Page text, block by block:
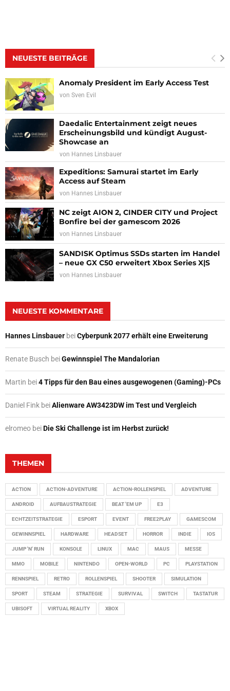
NEUESTE BEITRÄGE
Anomaly President im Early Access Test
von Sven Evil
Daedalic Entertainment zeigt neues
Erscheinungsbild und kündigt August-
Showcase an
von Hannes Linsbauer
Expeditions: Samurai startet im Early
Access auf Steam
von Hannes Linsbauer
NC zeigt AION 2, CINDER CITY und Project
Bonfire bei der gamescom 2026
von Hannes Linsbauer
SANDISK Optimus SSDs starten im Handel
– neue GX C50 erweitert Xbox Series X|S
von Hannes Linsbauer
NEUESTE KOMMENTARE
Hannes Linsbauer beiCyberpunk 2077 erhält eine Erweiterung
Renate Busch beiGewinnspiel The Mandalorian
Martin bei4 Tipps für den Bau eines ausgewogenen (Gaming)-PCs
Daniel Fink beiAlienware AW3423DW im Test und Vergleich
elromeo beiDie Ski Challenge ist im Herbst zurück!
THEMEN
ACTION ACTION-ADVENTURE ACTION-ROLLENSPIEL ADVENTURE
ANDROID AUFBAUSTRATEGIE BEAT 'EM UP E3
ECHTZEITSTRATEGIE ESPORT EVENT FREE2PLAY GAMESCOM
GEWINNSPIEL HARDWARE HEADSET HORROR INDIE IOS
JUMP 'N' RUN KONSOLE LINUX MAC MAUS MESSE
MMO MOBILE NINTENDO OPEN-WORLD PC PLAYSTATION
RENNSPIEL RETRO ROLLENSPIEL SHOOTER SIMULATION
SPORT STEAM STRATEGIE SURVIVAL SWITCH TASTATUR
UBISOFT VIRTUAL REALITY XBOX